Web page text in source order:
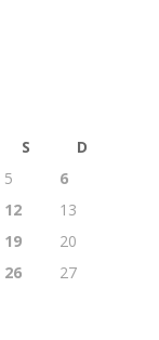
S
D
5
6
12
13
19
20
26
27